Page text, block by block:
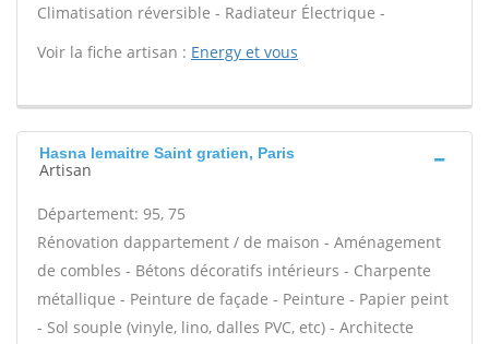
Climatisation réversible - Radiateur Électrique -
Voir la fiche artisan : Energy et vous
Hasna lemaitre Saint gratien, Paris
Artisan
Département: 95, 75
Rénovation dappartement / de maison - Aménagement
de combles - Bétons décoratifs intérieurs - Charpente
métallique - Peinture de façade - Peinture - Papier peint
- Sol souple (vinyle, lino, dalles PVC, etc) - Architecte